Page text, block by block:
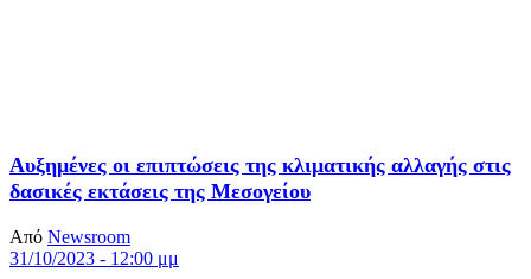
Αυξημένες οι επιπτώσεις της κλιματικής αλλαγής στις
δασικές εκτάσεις της Μεσογείου
Από Newsroom
31/10/2023 - 12:00 μμ